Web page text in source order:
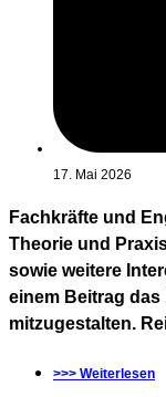
17. Mai 2026
Fachkräfte und
Theorie und
sowie weitere
einem Beitrag
mitzugestalten.
>>> Weiterlesen